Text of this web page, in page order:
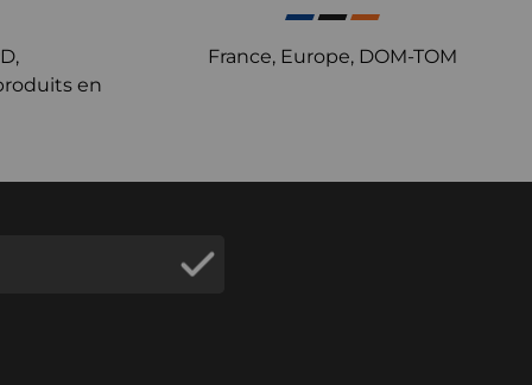
en
France, Europe, DOM-TOM